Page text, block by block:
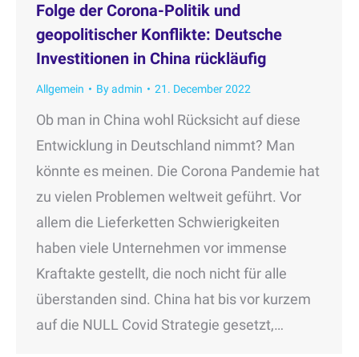
Folge der Corona-Politik und
geopolitischer Konflikte: Deutsche
Investitionen in China rückläufig
Allgemein Byadmin 21. December 2022
Ob man in China wohl Rücksicht auf diese
Entwicklung in Deutschland nimmt? Man
könnte es meinen. Die Corona Pandemie hat
zu vielen Problemen weltweit geführt. Vor
allem die Lieferketten Schwierigkeiten
haben viele Unternehmen vor immense
Kraftakte gestellt, die noch nicht für alle
überstanden sind. China hat bis vor kurzem
auf die NULL Covid Strategie gesetzt,…